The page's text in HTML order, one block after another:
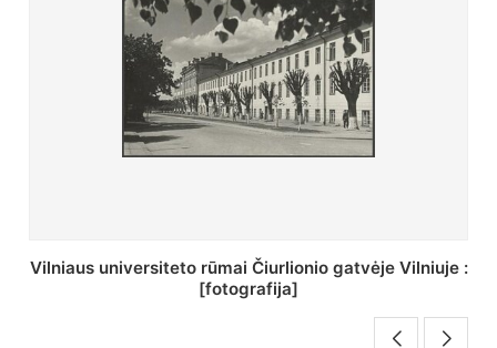
St. Batoro universiteto J. Pilsudskio kolegija :
[fotografija]